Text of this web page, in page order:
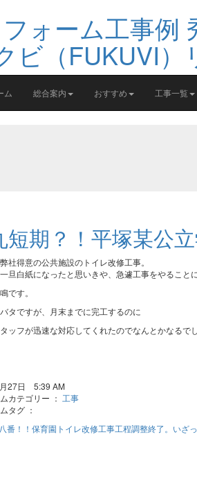
ム 総合案内 おすすめ 工事一覧
短期？！平塚某公
社得意の公共施設のトイレ改修工事。
旦白紙になったと思いきや、急遽工事をやることに
です。
タですが、月末までに完工するのに
ッフが迅速な対応してくれたのでなんとかなるでし
27日 5:39 AM
カテゴリー ： 工事
タグ ：
番！！保育園トイレ改修工事工程調整終了。いざ